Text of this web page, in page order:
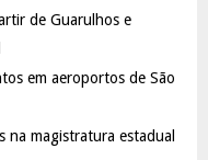
de Guarulhos e
em aeroportos de São
na magistratura estadual